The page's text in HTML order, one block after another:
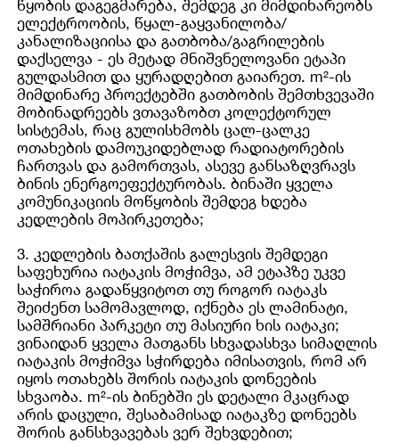
წყობის დაგეგმარება, შემდეგ კი მიმდინარეობს
ელექტროობის, წყალ-გაყვანილობა/
კანალიზაციისა და გათბობა/გაგრილების
დაქსელვა - ეს მეტად მნიშვნელოვანი ეტაპი
გულდასმით და ყურადღებით გაიარეთ. m²-ის
მიმდინარე პროექტებში გათბობის შემთხვევაში
მობინადრეებს ვთავაზობთ კოლექტორულ
სისტემას, რაც გულისხმობს ცალ-ცალკე
ოთახების დამოუკიდებლად რადიატორების
ჩართვას და გამორთვას, ასევე განსაზღვრავს
ბინის ენერგოეფექტურობას. ბინაში ყველა
კომუნიკაციის მოწყობის შემდეგ ხდება
კედლების მოპირკეთება;
3. კედლების ბათქაშის გალესვის შემდეგი
საფეხურია იატაკის მოჭიმვა, ამ ეტაპზე უკვე
საჭიროა გადაწყვიტოთ თუ როგორ იატაკს
შეიძენთ სამომავლოდ, იქნება ეს ლამინატი,
სამშრიანი პარკეტი თუ მასიური ხის იატაკი;
ვინაიდან ყველა მათგანს სხვადასხვა სიმაღლის
იატაკის მოჭიმვა სჭირდება იმისათვის, რომ არ
იყოს ოთახებს შორის იატაკის დონეების
სხვაობა. m²-ის ბინებში ეს დეტალი მკაცრად
არის დაცული, შესაბამისად იატაკზე დონეებს
შორის განსხვავებას ვერ შეხვდებით;